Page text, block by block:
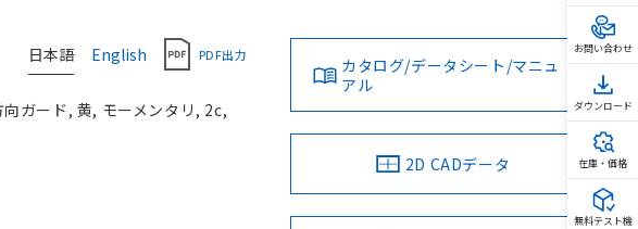
日本語 English PDF出力
ガード, 黄, モーメンタリ, 2c,
カタログ/データシート/マニュ
アル
2D CADデータ
お問い合わせ
ダウンロード
在庫・価格
無料テスト機